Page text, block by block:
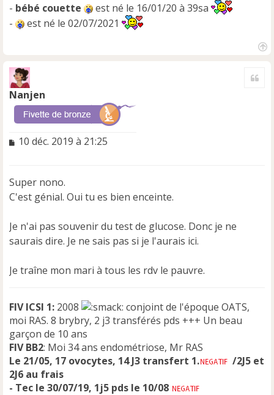
- bébé couette
est né le 16/01/20 à 39sa
-
est né le 02/07/2021
Nanjen
M
a
g
n
o
n
u
10 déc. 2019 à 21:25
Super nono.
C'est génial. Oui tu es bien enceinte.
Je n'ai pas souvenir du test de glucose. Donc je ne
saurais dire. Je ne sais pas si je l'aurais ici.
Je traîne mon mari à tous les rdv le pauvre.
FIV ICSI 1: 2008
conjoint de l'époque OATS,
moi RAS. 8 brybry, 2 j3 transférés pds +++ Un beau
garçon de 10 ans
FIV BB2: Moi 34 ans endométriose, Mr RAS
Le 21/05, 17 ovocytes, 14 J3 transfert 1.
/2J5 et
2J6 au frais
- Tec le 30/07/19, 1j5 pds le 10/08